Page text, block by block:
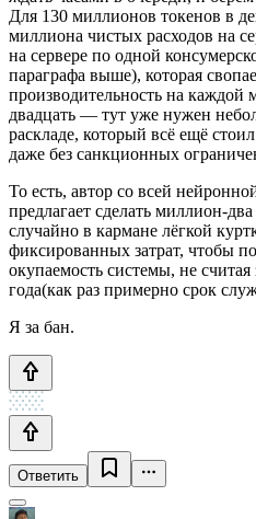
Для 130 миллионов токенов в
миллиона чистых расходов на
на сервере по одной
параграфа выше), которая
производительность на
двадцать — тут уже нужен
раскладе, который всё ещё
даже без санкционных
То есть, автор со всей
предлагает сделать миллион-
случайно в кармане лёгкой
фиксированных затрат, чтобы
окупаемость системы, не
года(как раз примерно срок
Я за бан.
Ответить